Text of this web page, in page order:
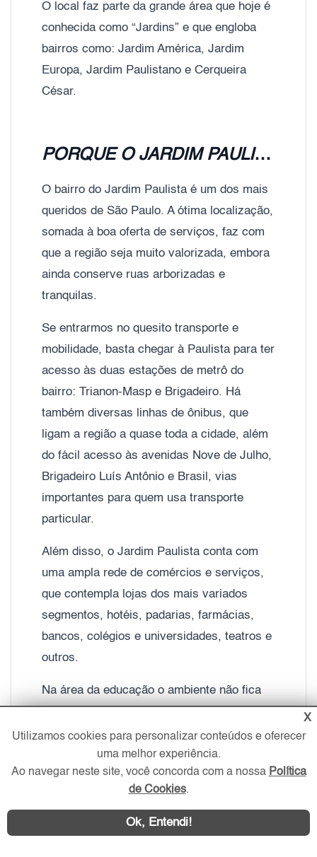
O local faz parte da grande área que hoje é
conhecida como “Jardins” e que engloba
bairros como: Jardim América, Jardim
Europa, Jardim Paulistano e Cerqueira
César.
PORQUE O JARDIM PAULISTA POSSUI ESSE AR DE SOFISTICAÇÃO?
O bairro do Jardim Paulista é um dos mais
queridos de São Paulo. A ótima localização,
somada à boa oferta de serviços, faz com
que a região seja muito valorizada, embora
ainda conserve ruas arborizadas e
tranquilas.
Se entrarmos no quesito transporte e
mobilidade, basta chegar à Paulista para ter
acesso às duas estações de metrô do
bairro: Trianon-Masp e Brigadeiro. Há
também diversas linhas de ônibus, que
ligam a região a quase toda a cidade, além
do fácil acesso às avenidas Nove de Julho,
Brigadeiro Luís Antônio e Brasil, vias
importantes para quem usa transporte
particular.
Além disso, o Jardim Paulista conta com
uma ampla rede de comércios e serviços,
que contempla lojas dos mais variados
segmentos, hotéis, padarias, farmácias,
bancos, colégios e universidades, teatros e
outros.
Na área da educação o ambiente não fica
colégios, tais como Colégio Dante Alighieri,
Escola Pipoquinha, Escola de idiomas,
Escola Dom Ratinho e Colégio Winnicott,
X
Utilizamos cookies para personalizar conteúdos e oferecer
uma melhor experiência.
Ao navegar neste site, você concorda com a nossa Política
de Cookies.
Ok, Entendi!